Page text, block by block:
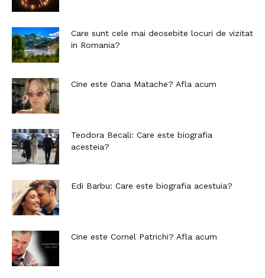
Care sunt cele mai deosebite locuri de vizitat
in Romania?
Cine este Oana Matache? Afla acum
Teodora Becali: Care este biografia
acesteia?
Edi Barbu: Care este biografia acestuia?
Cine este Cornel Patrichi? Afla acum